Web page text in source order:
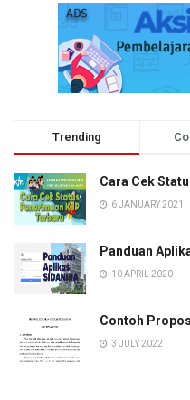
Trending
Cara Cek
6 JANUARY 2021
Panduan
10 APRIL 2020
Contoh
3 JULY 2022